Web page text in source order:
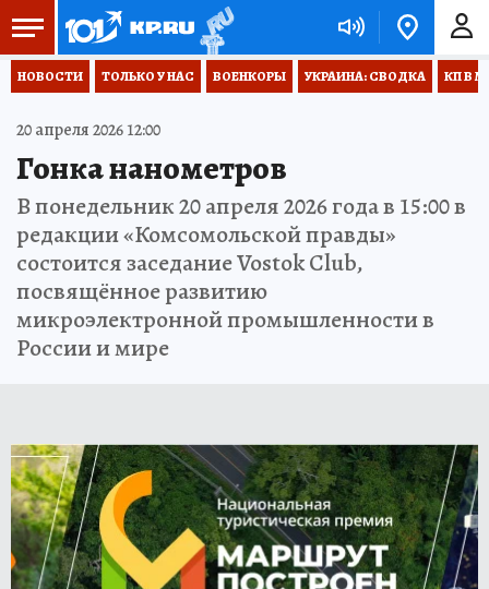
НОВОСТИ ТОЛЬКО У НАС ВОЕНКОРЫ УКРАИНА: СВОДКА КП В
20 апреля 2026 12:00
Гонка нанометров
В понедельник 20 апреля 2026 года в 15:00 в
редакции «Комсомольской правды»
состоится заседание Vostok Club,
посвящённое развитию
микроэлектронной промышленности в
России и мире